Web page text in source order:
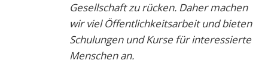
Gesellschaft zu rücken. Daher machen
wir viel Öffentlichkeitsarbeit und bieten
Schulungen und Kurse für interessierte
Menschen an.